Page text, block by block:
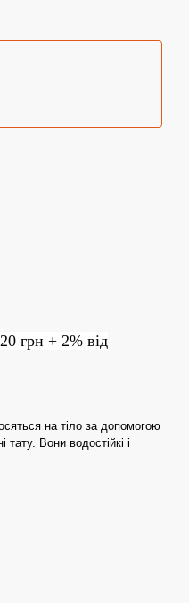
грн + 2% від
на тіло за допомогою
Вони водостійкі і